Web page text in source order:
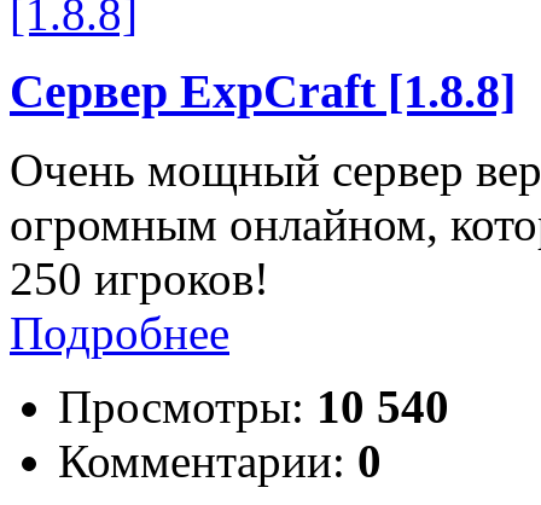
Сервер ExpCraft [1.8.8]
Очень мощный сервер
огромным онлайном,
250 игроков!
Подробнее
Просмотры: 10 540
Комментарии: 0